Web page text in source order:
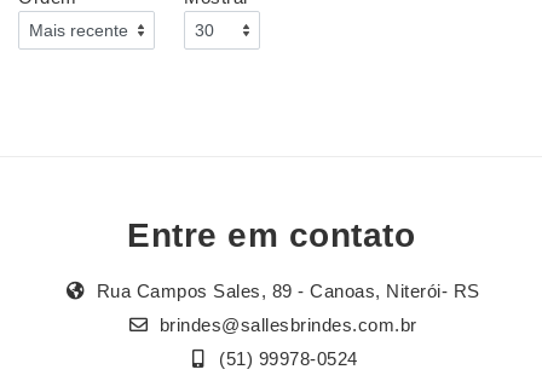
Entre em contato
Rua Campos Sales, 89 - Canoas, Niterói- RS
brindes@sallesbrindes.com.br
(51) 99978-0524